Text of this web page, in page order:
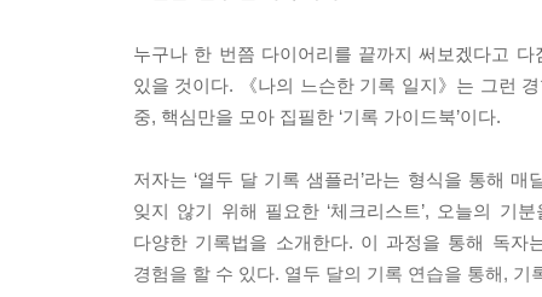
기록을 꾸준히 하려면, 크진 않아도 반복되는 성
자신감이 생깁니다. 달리기에서 처음 5킬로미터를
년짜리 다이어리를 끝까지 완성한 건 아니었어요.
---「위클리 기록의 시작」중에서
너무 사소해서 굳이 말하지 않아도 될 정보들을
도 나에겐 기억에 남는 작은 순간들을 적어 보는
누구나 한 번쯤 다이어리를 끝까지 써보겠다고
있을 것이다. 《나의 느슨한 기록 일지》는 그런
중, 핵심만을 모아 집필한 ‘기록 가이드북’이다.
저자는 ‘열두 달 기록 샘플러’라는 형식을 통해
잊지 않기 위해 필요한 ‘체크리스트’, 오늘의 기
다양한 기록법을 소개한다. 이 과정을 통해 독자
경험을 할 수 있다. 열두 달의 기록 연습을 통해, 기